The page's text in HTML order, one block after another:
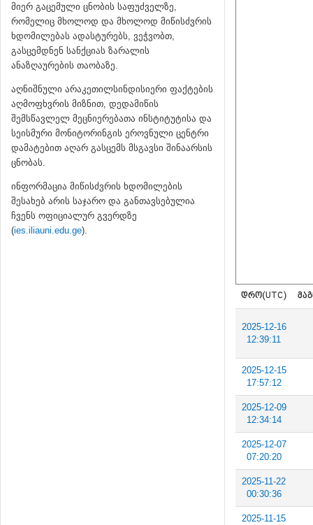
მიერ გაცემული ცნობის საფუძველზე,
რომელიც მხოლოდ და მხოლოდ მიწისძვრის
ხდომილებას ადასტურებს, ვეჭვობთ,
გასცემდნენ სანქციას ზარალის
ანაზღაურების თაობაზე.
აღნიშნული არაკეთილსინდისიერი ფაქტების
აღმოფხვრის მიზნით, დედამიწის
შემსწავლელ მეცნიერებათა ინსტიტუტისა და
სეისმური მონიტორინგის ეროვნული ცენტრი
დამატებით აღარ გასცემს მსგავსი შინაარსის
ცნობას.
ინფორმაცია მიწისძვრის ხდომილების
შესახებ არის საჯარო და განთავსებულია
ჩვენს ოფიციალურ გვერდზე
(ies.iliauni.edu.ge).
ᲓᲠᲝ(UTC)
2025-12-16
12:39:11
2025-12-15
17:57:12
2025-12-09
12:34:14
2025-12-07
07:20:20
2025-11-22
00:30:36
2025-11-15